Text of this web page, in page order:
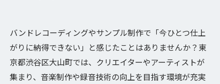
バンドレコーディングやサンプル制作で「今ひとつ仕上
がりに納得できない」と感じたことはありませんか？東
京都渋谷区大山町では、クリエイターやアーティストが
集まり、音楽制作や録音技術の向上を目指す環境が充実